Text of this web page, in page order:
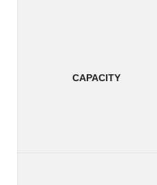
CAPACITY